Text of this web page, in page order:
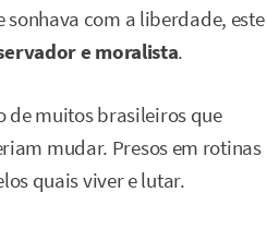
com a liberdade, este
e moralista.
de muitos brasileiros que
mudar. Presos em rotinas
quais viver e lutar.